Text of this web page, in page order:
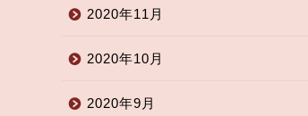
2020年11月
2020年10月
2020年9月